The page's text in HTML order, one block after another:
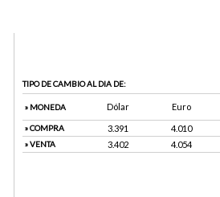
TIPO DE CAMBIO AL DIA DE:
» MONEDA Dólar Euro
» COMPRA 3.391 4.010
» VENTA 3.402 4.054